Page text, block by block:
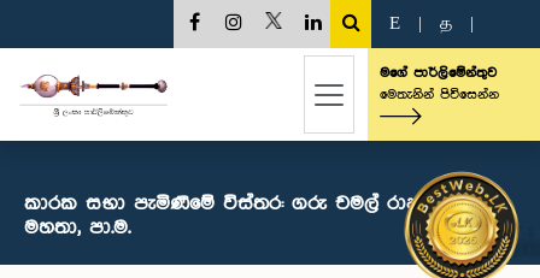
E த
මගේ පාර්ලිමේන්තුව
මෙතැනින් පිවිසෙන්න
කාරක සභා පැමිණීමේ විස්තර: ගරු චමල් රාජපක්ෂ
මහතා, පා.ම.